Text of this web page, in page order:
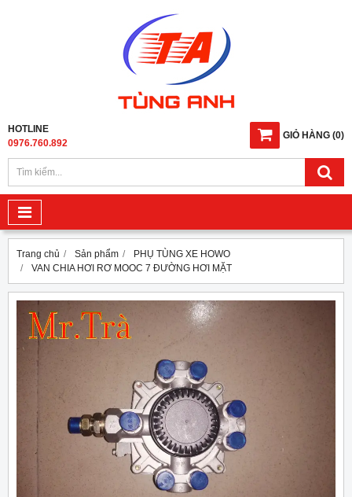
GIỎ HÀNG (0)
HOTLINE
0976.760.892
Trang chủ Sản phẩm
PHỤ TÙNG XE HOWO
VAN CHIA HƠI RƠ MOOC 7 ĐƯỜNG HƠI MẶT